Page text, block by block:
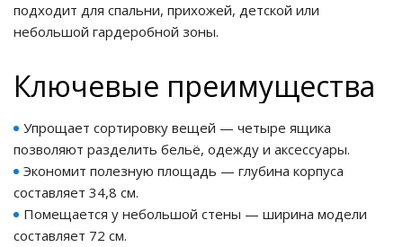
подходит для спальни, прихожей, детской или
небольшой гардеробной зоны.
Ключевые преимущества
Упрощает сортировку вещей — четыре ящика
позволяют разделить бельё, одежду и аксессуары.
Экономит полезную площадь — глубина корпуса
составляет 34,8 см.
Помещается у небольшой стены — ширина модели
составляет 72 см.